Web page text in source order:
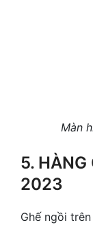
Màn
5. HÀNG
2023
Ghế ngồi